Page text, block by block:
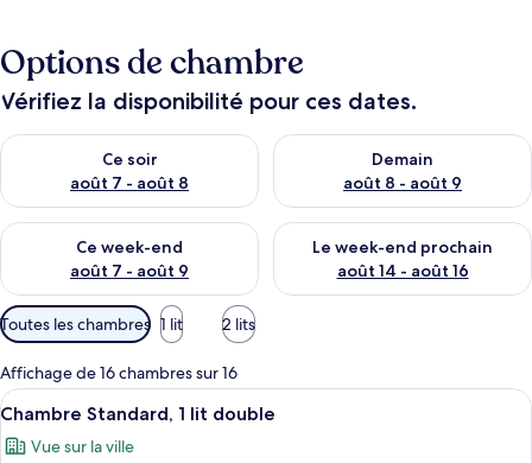
Options de chambre
Vérifiez la disponibilité pour ces dates.
Ce soir
août 7 - août 8
Vérifier la disponibilité pour ce soir août 7 - août 8
Demain
août 8 - août 9
Vérifier la disponibilité pour
Ce week-end
août 7 - août 9
Vérifier la disponibilité pour ce week-end août 7 - août 9
Le week-end prochain
août 14 - août 16
Vérifier la disponibilité pour
Filtres
disponibles
pour
les
chambres
Toutes les chambres 1 lit 2 lits
Affichage de 16 chambres sur 16
Afficher
toutes
les
Une chambre d’hôtel avec un lit,
9
Chambre Standard, 1 lit double
Vue sur la ville